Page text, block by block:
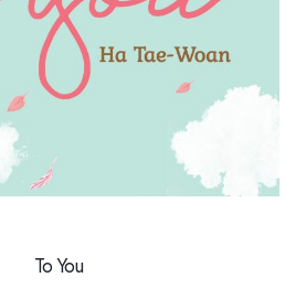
To You